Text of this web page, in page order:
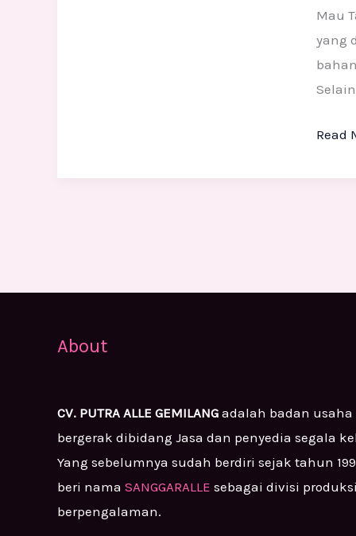
Mau
yang
Action
Figure
Sendiri
Read
About
CV. PUTRA ALLE GEMILANG adalah badan
bergerak dibidang Jasa dan penyedia segala
Yang sebelumnya sudah berdiri sejak tahun
beri nama SANGGARALLE sebagai divisi
berpengalaman.